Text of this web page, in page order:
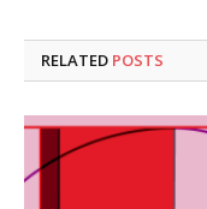
RELATED POSTS